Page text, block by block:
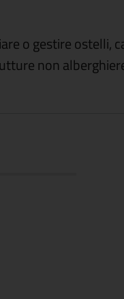
o gestire ostelli,
non